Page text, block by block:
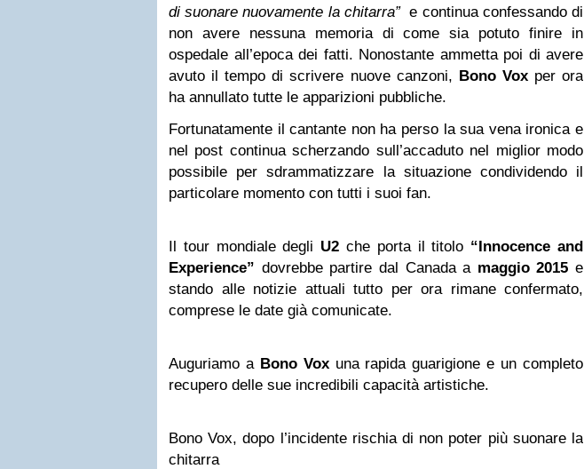
di suonare nuovamente la chitarra” e continua confessando di
non avere nessuna memoria di come sia potuto finire in
ospedale all’epoca dei fatti. Nonostante ammetta poi di avere
avuto il tempo di scrivere nuove canzoni, Bono Voxper ora
ha annullato tutte le apparizioni pubbliche.
Fortunatamente il cantante non ha perso la sua vena ironica e
nel post continua scherzando sull’accaduto nel miglior modo
possibile per sdrammatizzare la situazione condividendo il
particolare momento con tutti i suoi fan.
Il tour mondiale degli U2 che porta il titolo “Innocence and
Experience” dovrebbe partire dal Canada a maggio 2015 e
stando alle notizie attuali tutto per ora rimane confermato,
comprese le date già comunicate.
Auguriamo a Bono Voxuna rapida guarigione e un completo
recupero delle sue incredibili capacità artistiche.
Bono Vox, dopo l’incidente rischia di non poter più suonare la
chitarra